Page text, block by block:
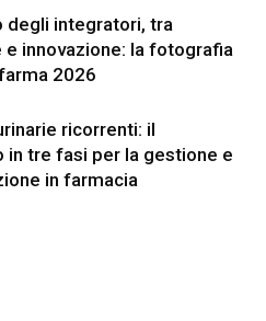
degli integratori, tra
e innovazione: la fotografia
2026
ricorrenti: il
in tre fasi per la gestione e
in farmacia